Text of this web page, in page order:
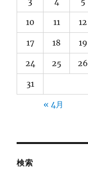
10 11 12
17 18 19
24 25 26
31
« 4月
検索